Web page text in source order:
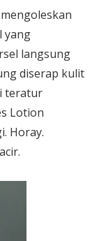
yang
langsung
diserap kulit
teratur
Lotion
Horay.